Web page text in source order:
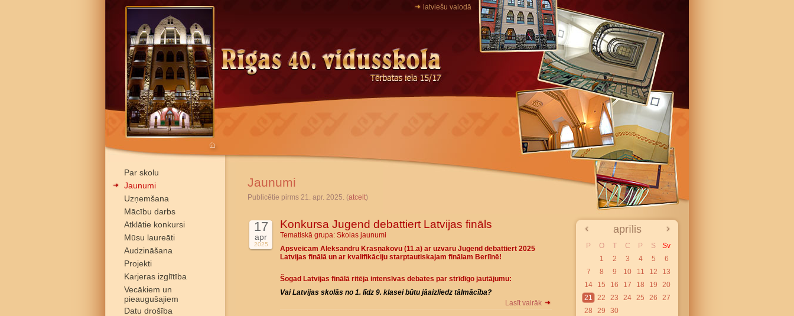
latviešu valodā
Par skolu
Jaunumi
Uzņemšana
Mācību darbs
Atklātie konkursi
Mūsu laureāti
Audzināšana
Projekti
Karjeras izglītība
Vecākiem un
pieaugušajiem
Datu drošība
Jaunumi
Publicētie pirms 21. apr. 2025. (atcelt)
17
apr
2025
Konkursa Jugend debattiert Latvijas fināls
Tematiskā grupa: Skolas jaunumi
Apsveicam Aleksandru Krasņakovu (11.a) ar uzvaru Jugend debattiert 2025
Latvijas finālā un ar kvalifikāciju starptautiskajam finālam Berlīnē!
Šogad Latvijas finālā ritēja intensīvas debates par strīdīgo jautājumu:
Vai Latvijas skolās no 1. līdz 9. klasei būtu jāaizliedz tālmācība?
Lasīt vairāk
aprīlis
P O T C P S
Sv
1
2 3 4 5
6
7
8 9 10 11 12
13
14
15 16 17 18 19
20
21
22 23 24 25 26
27
28
29 30